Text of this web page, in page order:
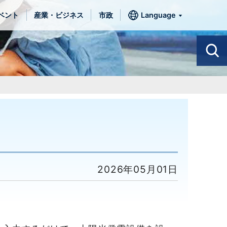
ント 産業・ビジネス 市政 Language
2026年05月01日